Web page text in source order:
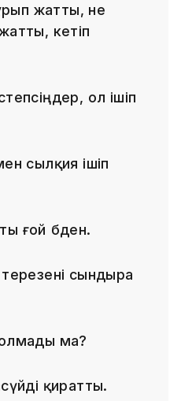
жатты, не
кетіп
ол ішіп
сылқия ішіп
ғой әбден.
сындыра
ма?
қиратты.